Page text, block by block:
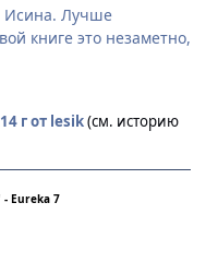
Исина. Лучше
книге это незаметно,
14 гот lesik(см. историю
Eureka 7